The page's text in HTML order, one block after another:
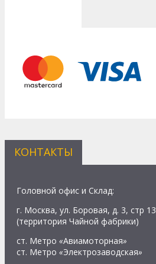
КОНТАКТЫ
Головной офис и Склад:
г. Москва, ул. Боровая, д. 3, стр 13
(территория Чайной фабрики)
ст. Метро «Авиамоторная»
ст. Метро «Электрозаводская»